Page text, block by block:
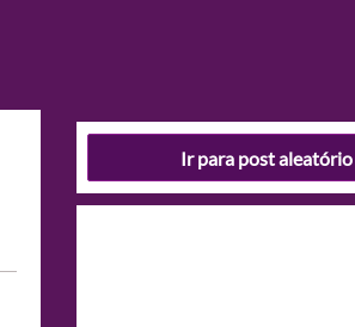
Ir para post aleatório